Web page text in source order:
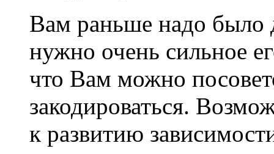
Вам раньше надо было
нужно очень сильное
что Вам можно
закодироваться.
к развитию